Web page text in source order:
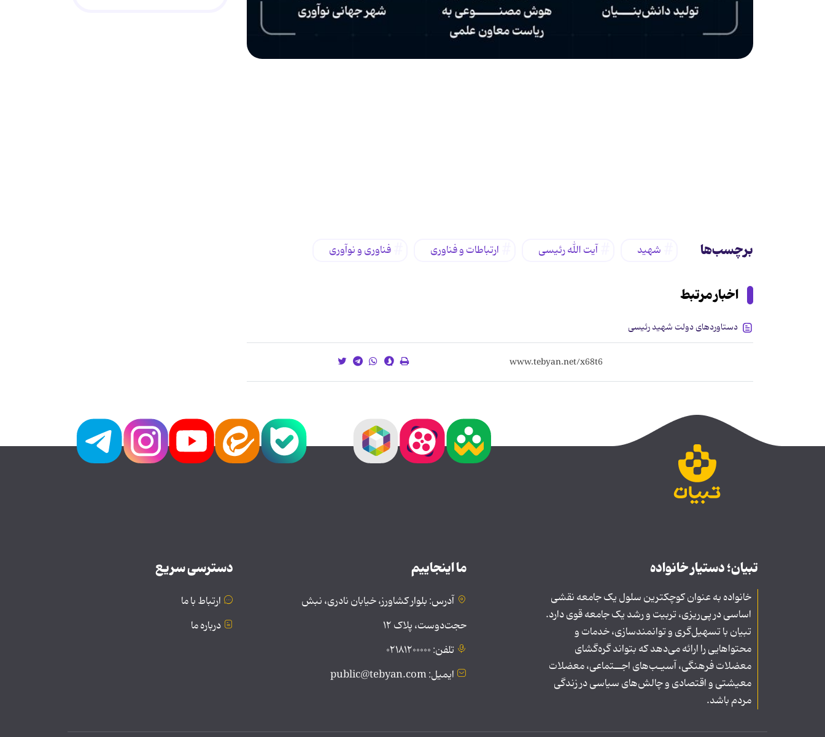
برچسب‌ها شهید آیت الله رئیسی ارتباطات و فناوری فناوری و نوآوری
اخبار مرتبط
دستاوردهای دولت شهید رئیسی
تبیان؛ دستیار خانواده
خانواده به عنوان کوچکترین سلول یک جامعه نقشی
اساسی در پی‌ریزی، تربیت و رشد یک جامعه قوی دارد.
تبیان با تسهیل‌گری و توانمندسازی، خدمات و
محتواهایی را ارائه می‌دهد که بتواند گره‌گشای
معضلات فرهنگی، آسیـب‌های اجــتماعی، معضلات
معیشتی و اقتصادی و چالش‌های سیاسی در زندگی
مردم باشد.
ما اینجاییم
آدرس: بلوار کشاورز، خیابان نادری، نبش
حجت‌دوست، پلاک ۱۲
تلفن: ۰۲۱۸۱۲۰۰۰۰۰
ایمیل: public@tebyan.com
دسترسی سریع
ارتباط با ما
درباره ما